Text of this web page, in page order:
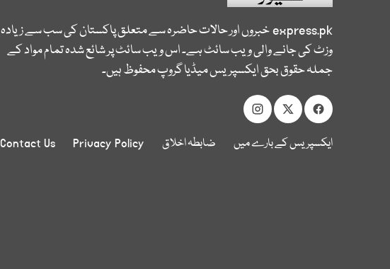
express.pkخبروں اور حالات حاضرہ سے متعلق پاکستان کی سب سے زیادہ
وزٹ کی جانے والی ویب سائٹ ہے۔ اس ویب سائٹ پر شائع شدہ تمام مواد کے
جملہ حقوق بحق ایکسپریس میڈیا گروپ محفوظ ہیں۔
ایکسپریس کے بارے میں ضابطہ اخلاق Privacy Policy
Contact Us